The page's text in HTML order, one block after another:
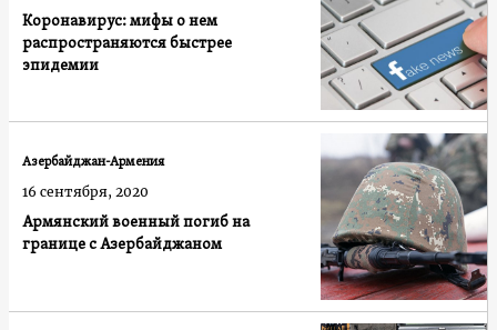
Коронавирус: мифы о нем
распространяются быстрее
эпидемии
Армянский военный погиб на
границе с Азербайджаном
Азербайджан-Армения
16 сентября, 2020